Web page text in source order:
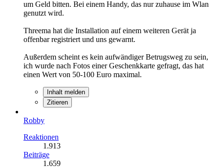
um Geld bitten. Bei einem Handy, das nur zuhause im Wlan
genutzt wird.
Threema hat die Installation auf einem weiteren Gerät ja
offenbar registriert und uns gewarnt.
Außerdem scheint es kein aufwändiger Betrugsweg zu sein,
ich wurde nach Fotos einer Geschenkkarte gefragt, das hat
einen Wert von 50-100 Euro maximal.
Inhalt melden
Zitieren
Robby
Reaktionen
1.913
Beiträge
1.659